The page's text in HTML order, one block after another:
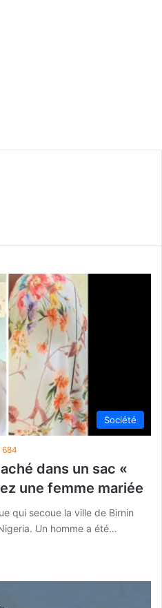
Société
684
dans un sac «
une femme mariée
qui secoue la ville de Birnin
Un homme a été…